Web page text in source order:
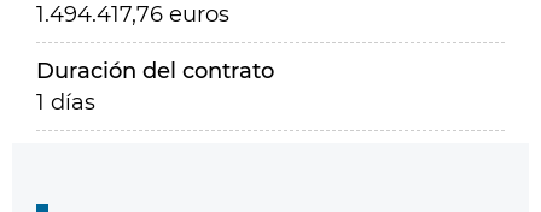
1.494.417,76 euros
Duración del contrato
1 días